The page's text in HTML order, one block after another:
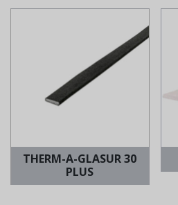
THERM-A-GLASUR 30
PLUS